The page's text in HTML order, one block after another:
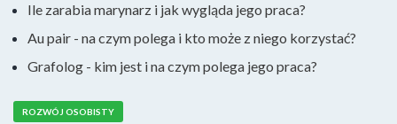
Ile zarabia marynarz i jak wygląda jego praca?
Au pair - na czym polega i kto może z niego korzystać?
Grafolog - kim jest i na czym polega jego praca?
ROZWÓJ OSOBISTY